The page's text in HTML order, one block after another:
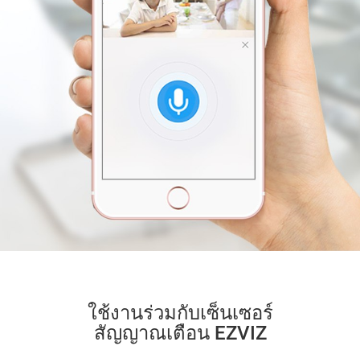
ใช้งานร่วมกับเซ็นเซอร์
สัญญาณเตือน EZVIZ